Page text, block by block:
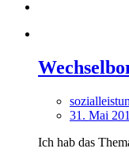
31. Mai
Ich hab das